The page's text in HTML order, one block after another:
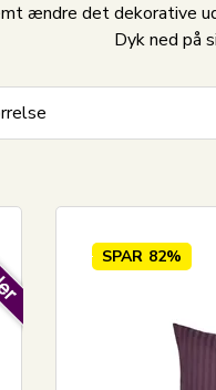
ændre det dekorative
Dyk ned på
SPAR 82%